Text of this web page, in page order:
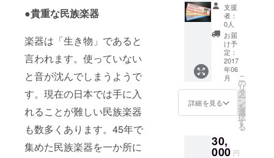
●貴重な民族楽器
楽器は「生き物」であると
言われます。使っていない
と音が沈んでしまうようで
す。現在の日本では手に入
れることが難しい民族楽器
も数多くあります。45年で
集めた民族楽器を一か所に
う」音楽の
友社「教育
音楽誌」な
2003年より
東京音楽大
学付属民族
音楽研究所
講師を務め
また、1990
年代から、
を掲げ
ます。
そのプ
レート
にはご
支援い
ただい
た方々
のお名
林自ら
記載さ
ます。
●御礼の
在・常
備され
ている
もの) イ
ンド音
楽：弦
楽器：
Sitar／
Sarod
、太
鼓：
Tabla 西
弦楽
器：
を3レッ
スン行
いま
す。
(2017年
7月ま
で。90
分2回で
も可能
です)
レッス
でご用
意くだ
●民族楽
器の
レッス
ンチ
ケット:
出来上
がった
スタジ
オに
て、60
分間の
個人
行いま
す。
支援
者：
0人
お届
け予
定：
2017
年06
月
詳細を見る
こ
の
リ
タ
ー
ン
を
選
択
す
る
30,
000 円